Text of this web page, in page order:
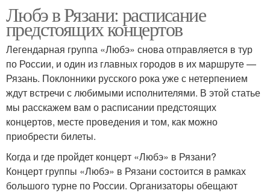
Любэ в Рязани: расписание
предстоящих концертов
Легендарная группа «Любэ» снова отправляется в тур
по России, и один из главных городов в их маршруте —
Рязань. Поклонники русского рока уже с нетерпением
ждут встречи с любимыми исполнителями. В этой статье
мы расскажем вам о расписании предстоящих
концертов, месте проведения и том, как можно
приобрести билеты.
Когда и где пройдет концерт «Любэ» в Рязани?
Концерт группы «Любэ» в Рязани состоится в рамках
большого турне по России. Организаторы обещают